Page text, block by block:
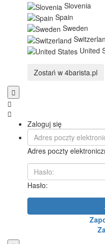
Slovenia
Spain
Sweden
United
Zostań w 4barista.pl
Zaloguj się
Adres poczty
Hasło: